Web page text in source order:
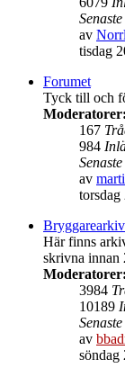
av
tisdag
Forumet
Tyck till och
Moderatorer:
167
984
av
Här finns
skrivna innan
Moderatorer:
3984
10189
av
söndag